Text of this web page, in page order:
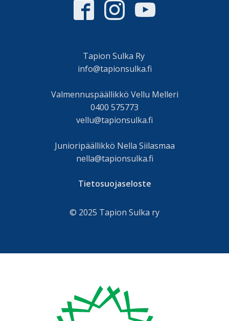
Tapion Sulka Ry
info@tapionsulka.fi
Valmennuspäällikkö Vellu Melleri
0400 575773
vellu@tapionsulka.fi
Junioripäällikkö Nella Siilasmaa
nella@tapionsulka.fi
Tietosuojaseloste
© 2025 Tapion Sulka ry